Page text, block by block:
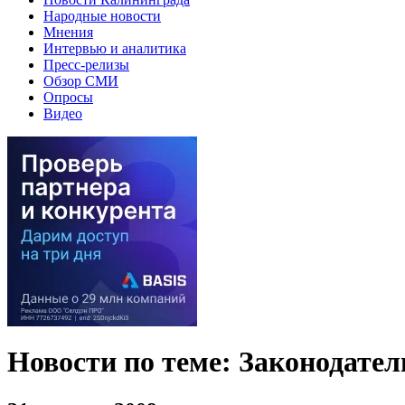
Народные новости
Мнения
Интервью и аналитика
Пресс-релизы
Обзор СМИ
Опросы
Видео
Новости по теме: